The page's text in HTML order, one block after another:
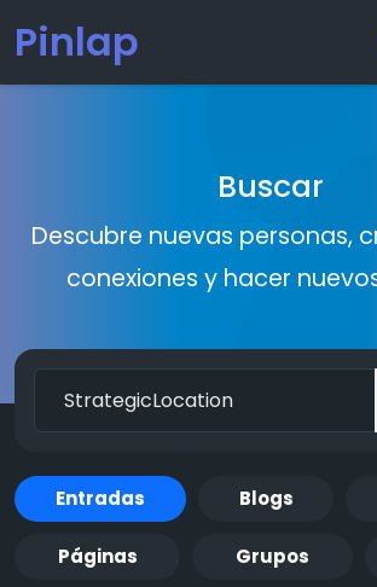
Pinlap
Buscar
Descubre nuevas personas,
conexiones y hacer
Entradas Blogs
Páginas Grupos